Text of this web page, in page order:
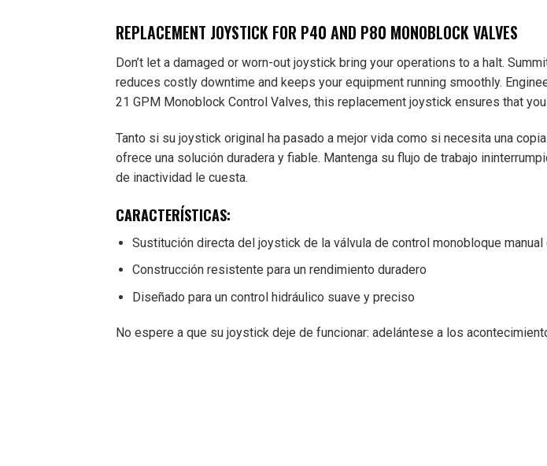
REPLACEMENT JOYSTICK FOR P40 AND P80 MONOBLOCK VALVES
Don’t let a damaged or worn-out joystick bring your operations to a halt.
reduces costly downtime and keeps your equipment running smoothly.
21 GPM Monoblock Control Valves, this replacement joystick ensures that
Tanto si su joystick original ha pasado a mejor vida como si necesita una
ofrece una solución duradera y fiable. Mantenga su flujo de trabajo
de inactividad le cuesta.
CARACTERÍSTICAS:
Sustitución directa del joystick de la válvula de control monobloque
Construcción resistente para un rendimiento duradero
Diseñado para un control hidráulico suave y preciso
No espere a que su joystick deje de funcionar: adelántese a los